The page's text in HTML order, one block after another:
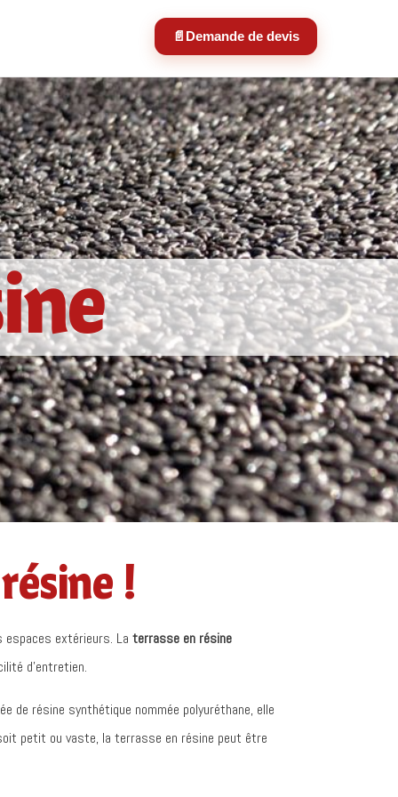
📄 Demande de devis
!
espaces extérieurs. Laterrasse en résine
d’entretien.
résine synthétique nommée polyuréthane, elle
petit ou vaste, la terrasse en résine peut être